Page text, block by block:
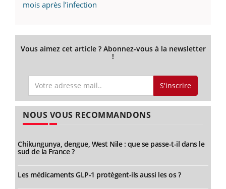
mois après l’infection
Vous aimez cet article ? Abonnez-vous à la newsletter
!
S'inscrire
NOUS VOUS RECOMMANDONS
Chikungunya, dengue, West Nile : que se passe-t-il dans le
sud de la France ?
Les médicaments GLP-1 protègent-ils aussi les os ?